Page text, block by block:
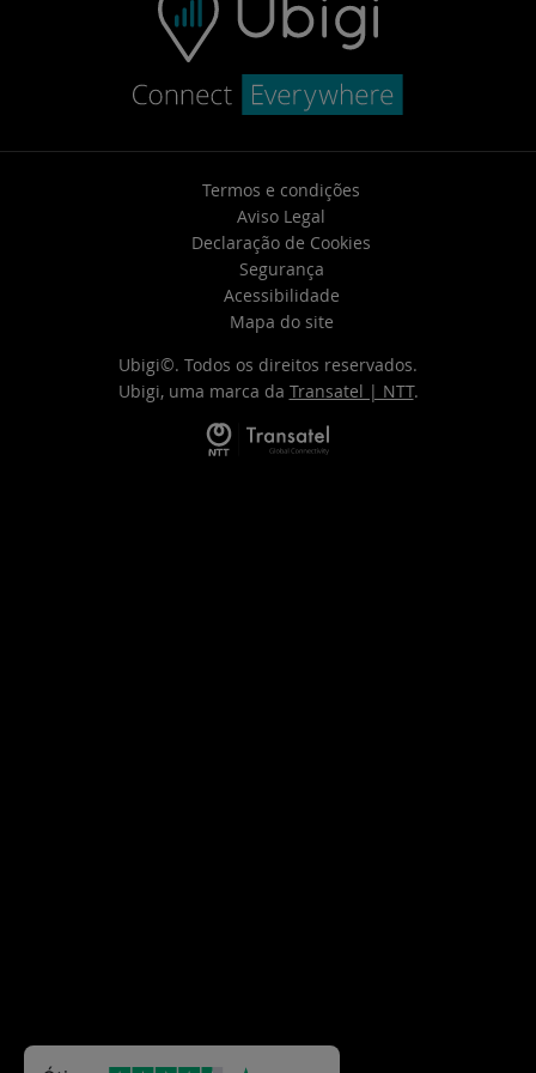
Termos e condições
Aviso Legal
Declaração de Cookies
Segurança
Acessibilidade
Mapa do site
Ubigi©. Todos os direitos reservados.
Ubigi, uma marca da Transatel | NTT.